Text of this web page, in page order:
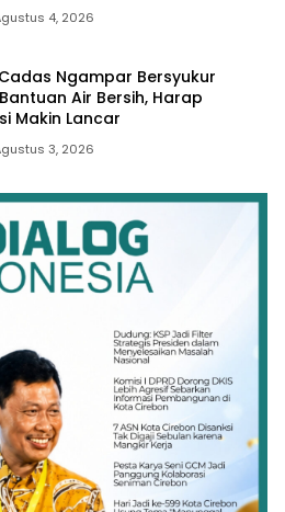
4, 2026
Ngampar Bersyukur
Air Bersih, Harap
Makin Lancar
3, 2026